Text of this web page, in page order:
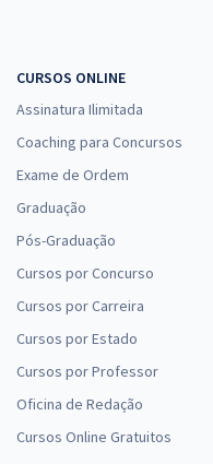
40002449: Técnico –
40001098: Analista –
CURSOS ONLINE
Assinatura Ilimitada
Coaching para Concursos
Exame de Ordem
Graduação
Pós-Graduação
Cursos por Concurso
Cursos por Carreira
Cursos por Estado
Cursos por Professor
Oficina de Redação
Cursos Online Gratuitos